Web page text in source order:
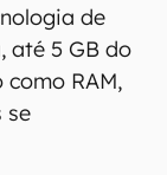
de
até 5 GB do
RAM,
se